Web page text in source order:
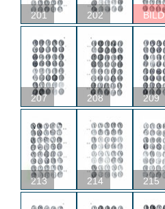
201 202 BILD
207 208 209
213 214 215